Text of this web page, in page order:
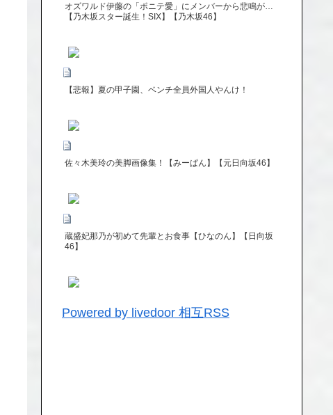
オズワルド伊藤の「ポニテ愛」にメンバーから悲鳴が…
【乃木坂スター誕生！SIX】【乃木坂46】
【悲報】夏の甲子園、ベンチ全員外国人やんけ！
佐々木美玲の美脚画像集！【みーぱん】【元日向坂46】
蔵盛妃那乃が初めて先輩とお食事【ひなのん】【日向坂
46】
Powered by livedoor 相互RSS